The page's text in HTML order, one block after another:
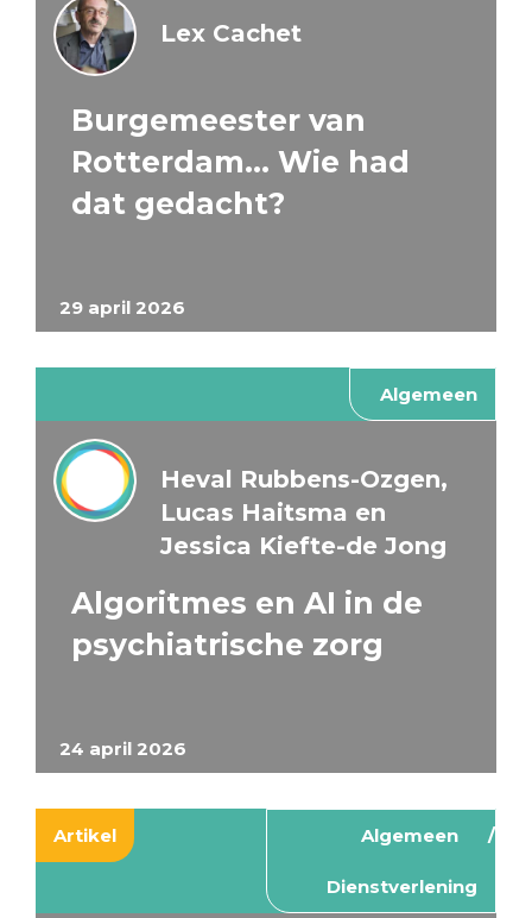
29 april 2026
Lex Cachet
Burgemeester van
Rotterdam… Wie had
dat gedacht?
Algemeen
24 april 2026
Heval Rubbens-Ozgen,
Lucas Haitsma en
Jessica Kiefte-de Jong
Algoritmes en AI in de
psychiatrische zorg
Artikel Algemeen
Dienstverlening